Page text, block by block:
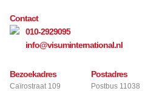
Contact
010-2929095
info@visuminternational.nl
Bezoekadres
Caïrostraat 109
Postadres
Postbus 11038